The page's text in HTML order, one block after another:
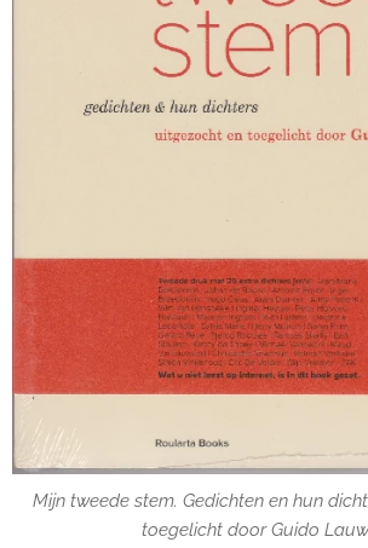
Mijn tweede stem. Gedichten en hun
toegelicht door Guido